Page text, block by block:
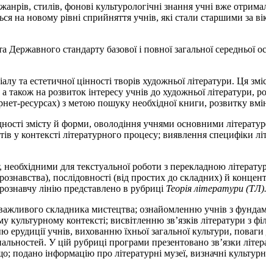
стилів, фонові культурологічні знання учні вже
на новому рівні сприйняття учнів, які стали старшими за
стандарту базової і повної загальної середньої
та естетичної цінності творів художньої літератури. Ця
також на розвиток інтересу учнів до художньої літератури,
ресурсах) з метою пошуку необхідної книги, розвитку
змісту й форми, оволодіння учнями основними
у контексті літературного процесу; виявлення специфіки
для текстуальної роботи з перекладною
послідовності (від простих до складних) й
лінію представлено в рубриці Теорія літератури (ТЛ).
складника мистецтва; ознайомленню учнів з
контексті; висвітленню зв’язків літератури з
учнів, вихованню їхньої загальної культури,
У цій рубриці програми презентовано зв’язки
інформацію про літературні музеї, визначні